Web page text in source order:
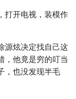
打开电视，装模作
源炫决定找自己这
，他竟是穷的叮当
，也没发现半毛